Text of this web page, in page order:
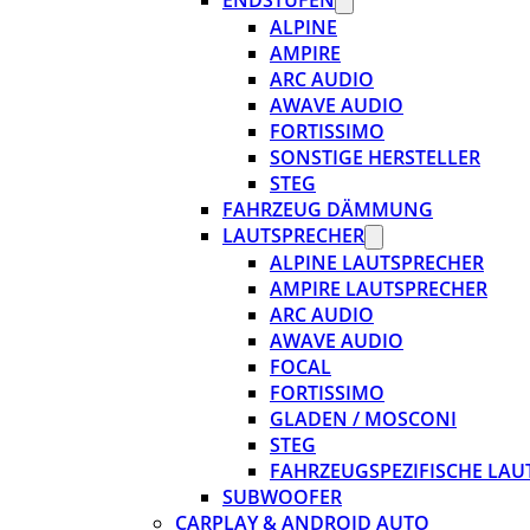
ALPINE
AMPIRE
ARC AUDIO
AWAVE AUDIO
FORTISSIMO
SONSTIGE HERSTELLER
STEG
FAHRZEUG DÄMMUNG
LAUTSPRECHER
ALPINE LAUTSPRECHER
AMPIRE LAUTSPRECHER
ARC AUDIO
AWAVE AUDIO
FOCAL
FORTISSIMO
GLADEN / MOSCONI
STEG
FAHRZEUGSPEZIFISCHE
SUBWOOFER
CARPLAY & ANDROID AUTO